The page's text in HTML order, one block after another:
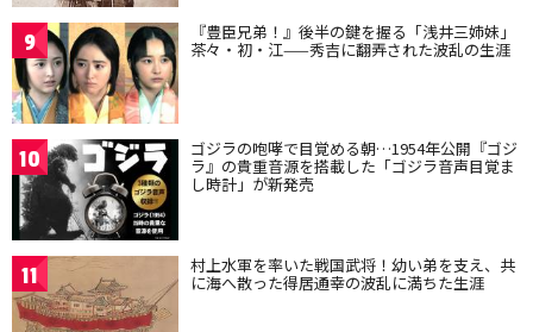
9 『豊臣兄弟！』後半の鍵を握る「浅井三姉妹」
茶々・初・江——秀吉に翻弄された波乱の生涯
10 ゴジラの咆哮で目覚める朝…1954年公開『ゴジ
ラ』の貴重音源を搭載した「ゴジラ音声目覚ま
し時計」が新発売
11 村上水軍を率いた戦国武将！幼い弟を支え、共
に海へ散った得居通幸の波乱に満ちた生涯